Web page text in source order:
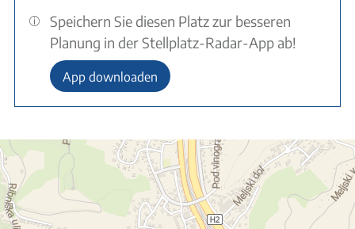
Speichern Sie diesen Platz zur besseren
Planung in der Stellplatz-Radar-App ab!
App downloaden